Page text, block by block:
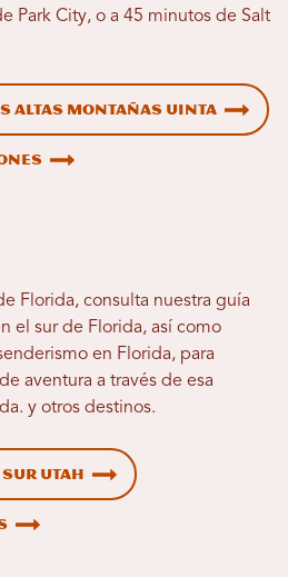
Park City, o a 45 minutos de Salt
altas montañas Uinta
Florida, consulta nuestra guía
el sur de Florida, así como
en Florida, para
aventura a través de esa
y otros destinos.
sur Utah